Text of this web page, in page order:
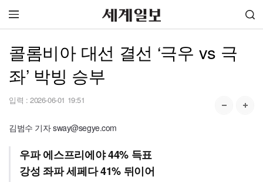
콜롬비아 대선 결선 ‘극우 vs 극
좌’ 박빙 승부
입력 : 2026-06-01 19:51
김범수 기자 sway@segye.com
우파 에스프리에야 44% 득표
강성 좌파 세페다 41% 뒤이어